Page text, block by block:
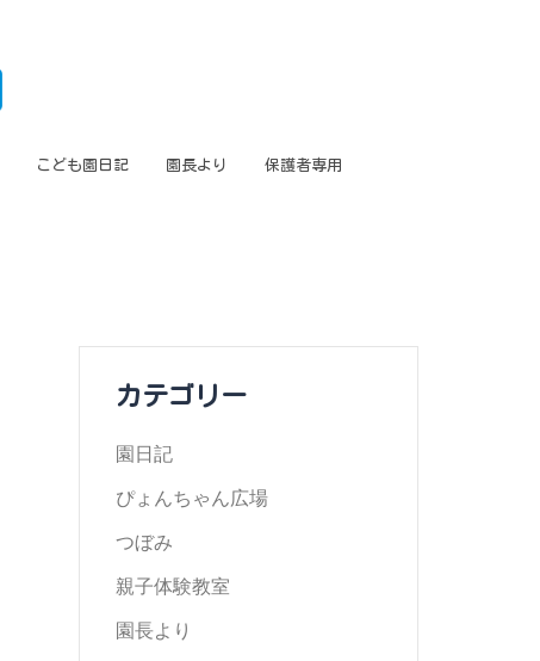
こども園日記 園長より 保護者専用
カテゴリー
園日記
ぴょんちゃん広場
つぼみ
親子体験教室
園長より